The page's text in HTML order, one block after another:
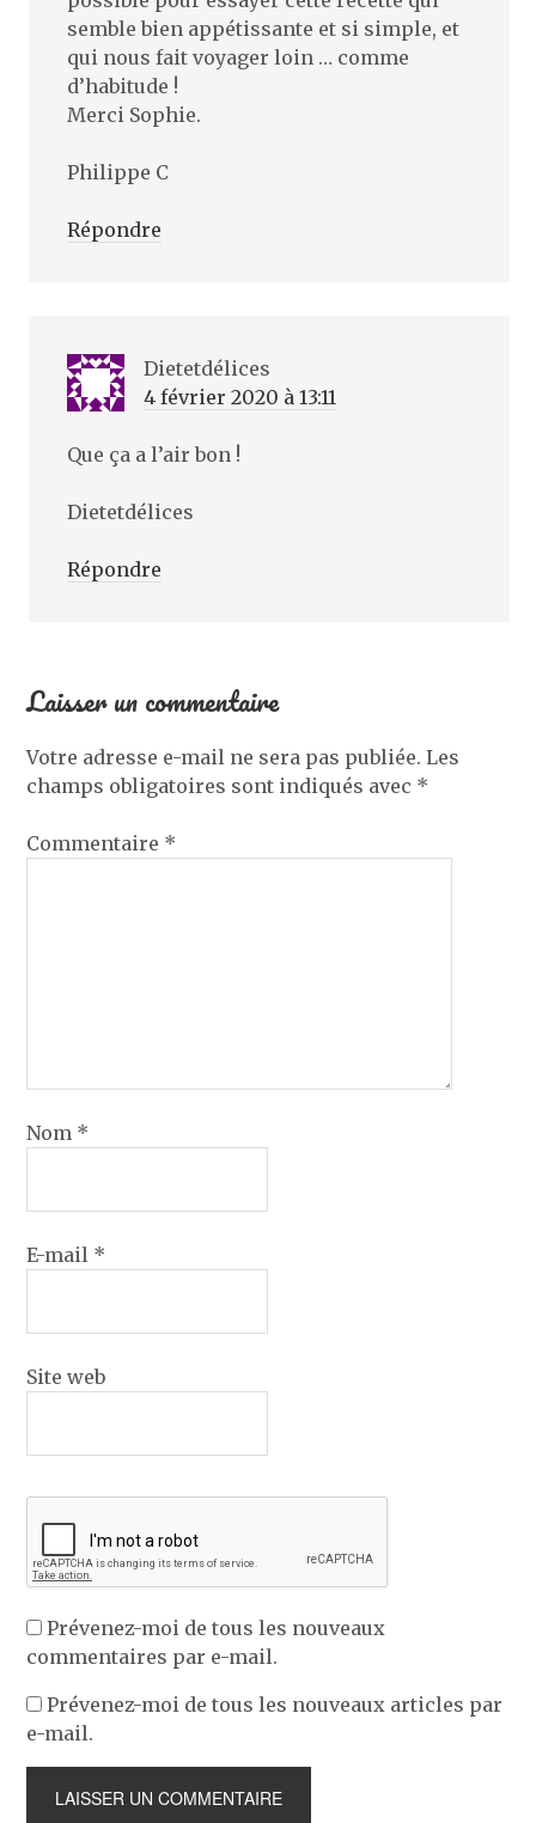
semble bien appétissante et si simple, et
qui nous fait voyager loin … comme
d’habitude !
Merci Sophie.
Philippe C
Répondre
Dietetdélices
4 février 2020 à 13:11
Que ça a l’air bon !
Dietetdélices
Répondre
Laisser un commentaire
Votre adresse e-mail ne sera pas publiée. Les
champs obligatoires sont indiqués avec *
Commentaire *
Nom *
E-mail *
Site web
Prévenez-moi de tous les nouveaux
commentaires par e-mail.
Prévenez-moi de tous les nouveaux articles par
e-mail.